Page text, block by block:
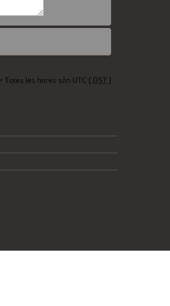
• Totes les hores són UTC [ DST]